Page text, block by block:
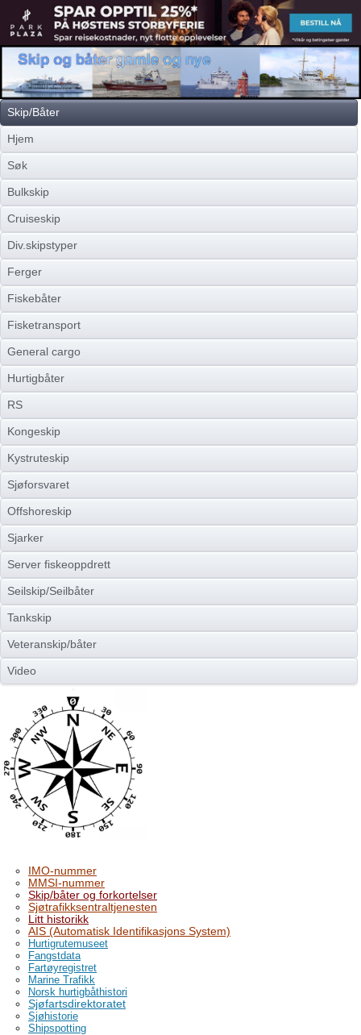
Skip/Båter
Hjem
Søk
Bulkskip
Cruiseskip
Div.skipstyper
Ferger
Fiskebåter
Fisketransport
General cargo
Hurtigbåter
RS
Kongeskip
Kystruteskip
Sjøforsvaret
Offshoreskip
Sjarker
Server fiskeoppdrett
Seilskip/Seilbåter
Tankskip
Veteranskip/båter
Video
IMO-nummer
MMSI-nummer
Skip/båter og forkortelser
Sjøtrafikksentraltjenesten
Litt historikk
AIS (Automatisk Identifikasjons System)
Hurtigrutemuseet
Fangstdata
Fartøyregistret
Marine Trafikk
Norsk hurtigbåthistori
Sjøfartsdirektoratet
Sjøhistorie
Shipspotting